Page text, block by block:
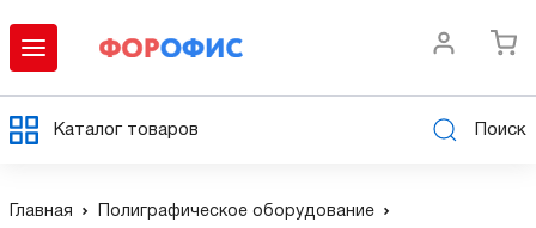
Каталог товаров Поиск
Главная
Полиграфическое оборудование